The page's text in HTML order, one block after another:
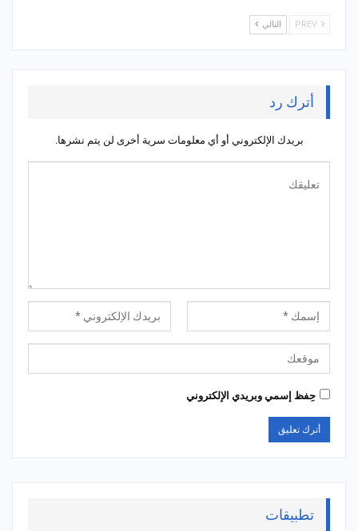
التالي
أترك رد
بريدك الإلكتروني أو أي معلومات سرية أخرى لن يتم نشرها.
حِفظ إسمي وبريدي الإلكتروني
تطبيقات